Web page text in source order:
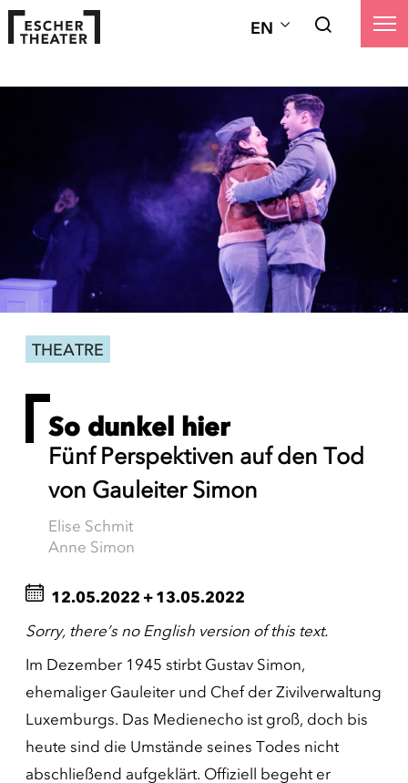
EN
THEATRE
So dunkel hier
Fünf Perspektiven auf den Tod
von Gauleiter Simon
Elise Schmit
Anne Simon
12.05.2022 + 13.05.2022
Sorry, there’s no English version of this text.
Im Dezember 1945 stirbt Gustav Simon,
ehemaliger Gauleiter und Chef der Zivilverwaltung
Luxemburgs. Das Medienecho ist groß, doch bis
heute sind die Umstände seines Todes nicht
abschließend aufgeklärt. Offiziell begeht er